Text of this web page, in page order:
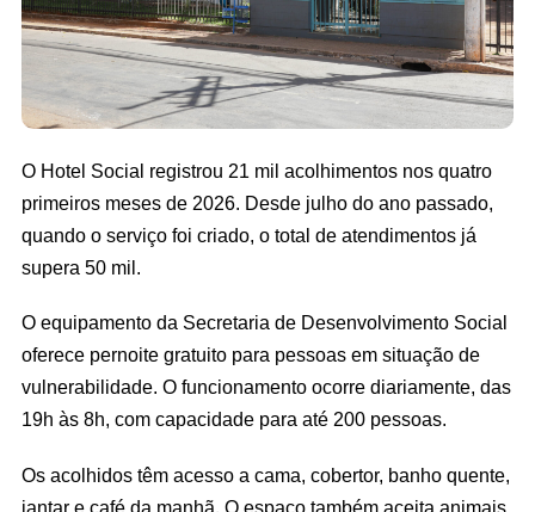
O Hotel Social registrou 21 mil acolhimentos nos quatro
primeiros meses de 2026. Desde julho do ano passado,
quando o serviço foi criado, o total de atendimentos já
supera 50 mil.
O equipamento da Secretaria de Desenvolvimento Social
oferece pernoite gratuito para pessoas em situação de
vulnerabilidade. O funcionamento ocorre diariamente, das
19h às 8h, com capacidade para até 200 pessoas.
Os acolhidos têm acesso a cama, cobertor, banho quente,
jantar e café da manhã. O espaço também aceita animais